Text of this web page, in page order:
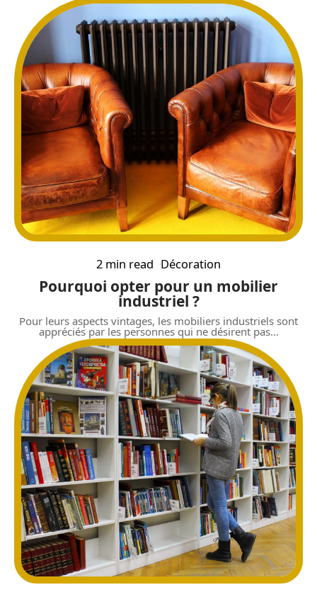
2 min read Décoration
Pourquoi opter pour un mobilier
industriel ?
Pour leurs aspects vintages, les mobiliers industriels sont
appréciés par les personnes qui ne désirent pas…